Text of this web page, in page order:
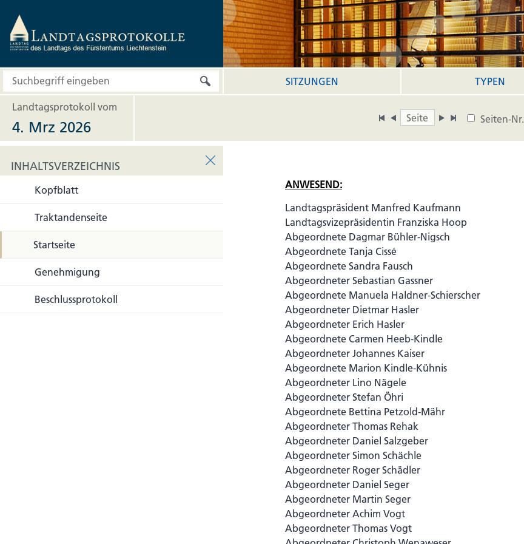
SITZUNGEN TYPEN
Landtagsprotokoll vom
Seiten-Nr.
4. Mrz 2026
INHALTSVERZEICHNIS
Kopfblatt
Traktandenseite
Startseite
Genehmigung
Beschlussprotokoll
ANWESEND:
Landtagspräsident Manfred Kaufmann
Landtagsvizepräsidentin Franziska Hoop
Abgeordnete Dagmar Bühler-Nigsch
Abgeordnete Tanja Cissé
Abgeordnete Sandra Fausch
Abgeordneter Sebastian Gassner
Abgeordnete Manuela Haldner-Schierscher
Abgeordneter Dietmar Hasler
Abgeordneter Erich Hasler
Abgeordnete Carmen Heeb-Kindle
Abgeordneter Johannes Kaiser
Abgeordnete Marion Kindle-Kühnis
Abgeordneter Lino Nägele
Abgeordneter Stefan Öhri
Abgeordnete Bettina Petzold-Mähr
Abgeordneter Thomas Rehak
Abgeordneter Daniel Salzgeber
Abgeordneter Simon Schächle
Abgeordneter Roger Schädler
Abgeordneter Daniel Seger
Abgeordneter Martin Seger
Abgeordneter Achim Vogt
Abgeordneter Thomas Vogt